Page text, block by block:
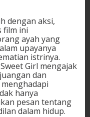
dengan aksi,
film ini
ayah yang
upayanya
istrinya.
Girl mengajak
dan
hanya
pesan tentang
dalam hidup.